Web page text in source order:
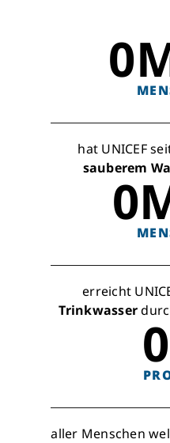
0
erreicht
Trinkwasser
0
hat UNICEF
sauberem
0
aller Menschen